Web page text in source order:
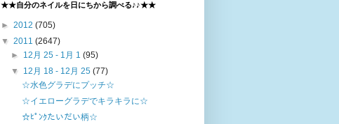
★★自分のネイルを日にちから調べる♪♪★★
► 2012 (705)
▼ 2011 (2647)
► 12月 25 - 1月 1(95)
▼ 12月 18 - 12月 25(77)
☆水色グラデにプッチ☆
☆イエローグラデでキラキラに☆
☆ﾋﾟﾝｸたいだい柄☆